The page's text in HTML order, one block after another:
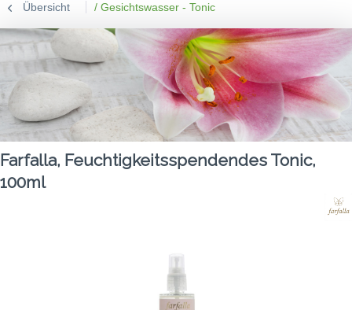
Übersicht / Gesichtswasser - Tonic
Farfalla, Feuchtigkeitsspendendes Tonic,
100ml